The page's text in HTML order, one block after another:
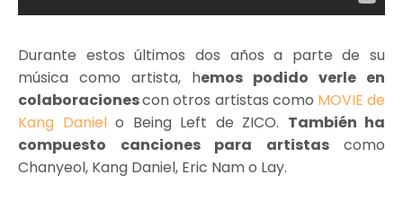
Durante estos últimos dos años a parte de su
música como artista, hemos podido verle en
colaboracionescon otros artistas como MOVIE de
Kang Danielo Being Left de ZICO. También ha
compuesto canciones para artistascomo
Chanyeol, Kang Daniel, Eric Nam o Lay.